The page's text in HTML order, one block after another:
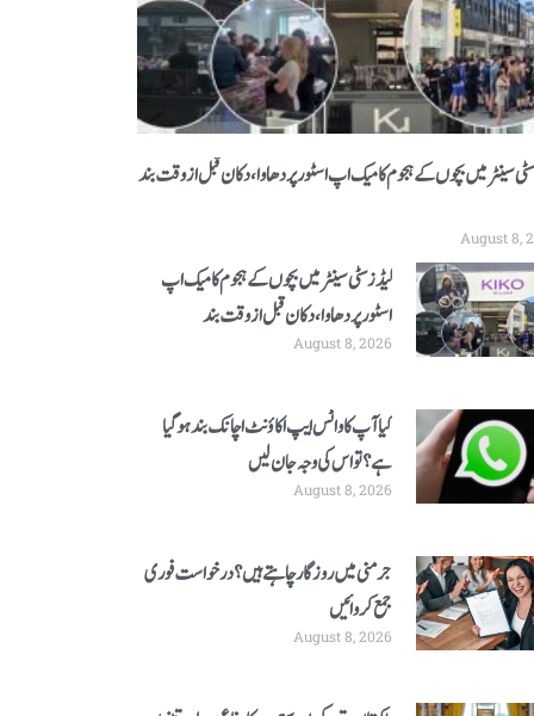
سینٹر میں بچوں کے ہجوم کا میک اپ اسٹور پر دھاوا، دکان قبل از وقت بند
August 8,
لیڈز سٹی سینٹر میں بچوں کے ہجوم کا میک اپ
اسٹور پر دھاوا، دکان قبل از وقت بند
August 8, 2026
کیا آپ کا واٹس ایپ اکاؤنٹ اچانک بند ہوگیا
ہے؟ تو اس کی وجہ جان لیں
August 8, 2026
جرمنی میں روزگار چاہتے ہیں؟ درخواست فوری
جمع کروائیں
August 8, 2026